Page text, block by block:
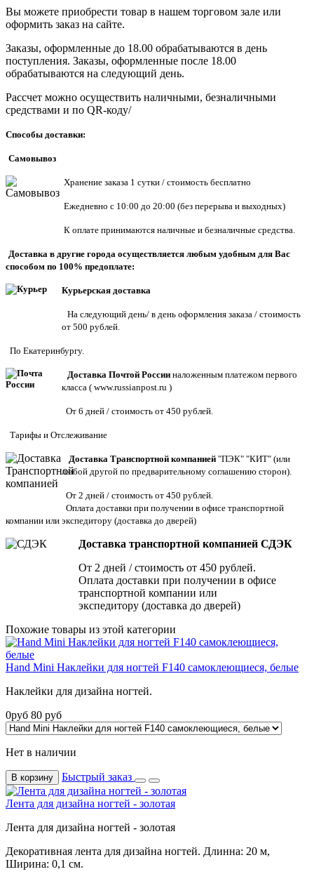
Вы можете приобрести товар в нашем торговом зале или
оформить заказ на сайте.
Заказы, оформленные до 18.00 обрабатываются в день
поступления. Заказы, оформленные после 18.00
обрабатываются на следующий день.
Рассчет можно осуществить наличными, безналичными
средствами и по QR-коду/
Способы доставки:
Самовывоз
Хранение заказа 1 сутки / стоимость бесплатно
Ежедневно с 10:00 до 20:00 (без перерыва и выходных)
К оплате принимаются наличные и безналичные средства.
Доставка в другие города осуществляется любым удобным для Вас
способом по 100% предоплате:
Курьерская доставка
На следующий день/ в день оформления заказа / стоимость
от 500 рублей.
По Екатеринбургу.
Доставка Почтой России наложенным платежом первого
класса ( www.russianpost.ru )
От 6 дней / стоимость от 450 рублей.
Тарифы и Отслеживание
Доставка Транспортной компанией "ПЭК" "КИТ" (или
любой другой по предварительному соглашению сторон).
От 2 дней / стоимость от 450 рублей.
Оплата доставки при получении в офисе транспортной
компании или экспедитору (доставка до дверей)
Доставка транспортной компанией СДЭК
От 2 дней / стоимость от 450 рублей.
Оплата доставки при получении в офисе
транспортной компании или
экспедитору (доставка до дверей)
Похожие товары из этой категории
Hand Mini Наклейки для ногтей F140 самоклеющиеся, белые
Наклейки для дизайна ногтей.
0руб 80 руб
Нет в наличии
В корзину Быстрый заказ
Лента для дизайна ногтей - золотая
Лента для дизайна ногтей - золотая
Декоративная лента для дизайна ногтей. Длинна: 20 м,
Ширина: 0,1 см.